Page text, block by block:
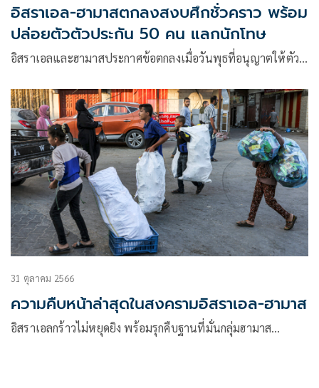
อิสราเอล-ฮามาสตกลงสงบศึกชั่วคราว พร้อม
ปล่อยตัวตัวประกัน 50 คน แลกนักโทษ
อิสราเอลและฮามาสประกาศข้อตกลงเมื่อวันพุธที่อนุญาตให้ตัว…
31 ตุลาคม 2566
ความคืบหน้าล่าสุดในสงครามอิสราเอล-ฮามาส
อิสราเอลกร้าวไม่หยุดยิง พร้อมรุกคืบฐานที่มั่นกลุ่มฮามาส…